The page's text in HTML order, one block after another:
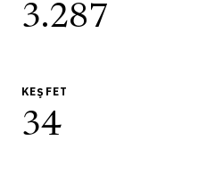
3.287
KEŞFET
34